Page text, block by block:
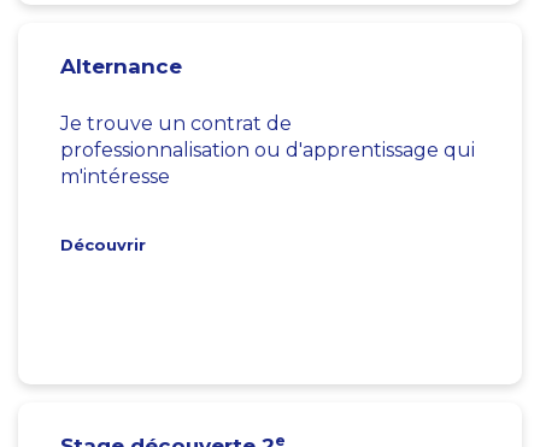
Alternance
Je trouve un contrat de
professionnalisation ou d'apprentissage qui
m'intéresse
Découvrir
e